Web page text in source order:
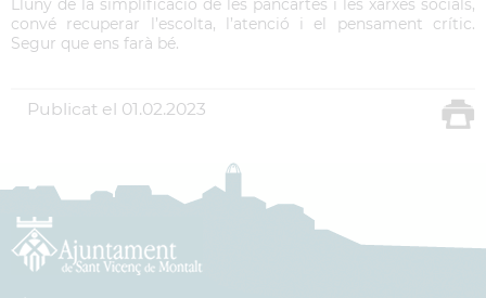
Lluny de la simplificació de les pancartes i les xarxes socials,
convé recuperar l’escolta, l’atenció i el pensament crític.
Segur que ens farà bé.
Publicat el 01.02.2023